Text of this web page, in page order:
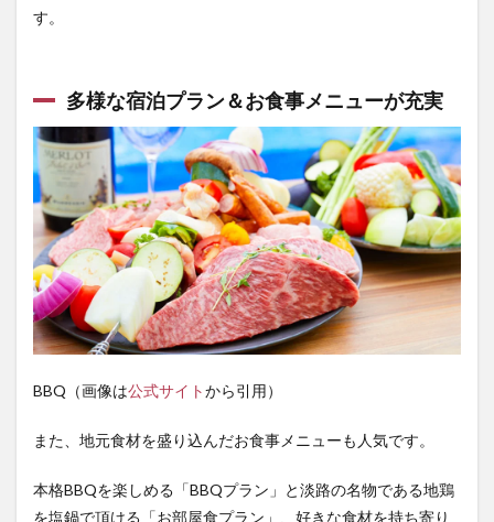
す。
多様な宿泊プラン＆お食事メニューが充実
BBQ（画像は公式サイトから引用）
また、地元食材を盛り込んだお食事メニューも人気です。
本格BBQを楽しめる「BBQプラン」と淡路の名物である地鶏
を塩鍋で頂ける「お部屋食プラン」、好きな食材を持ち寄り